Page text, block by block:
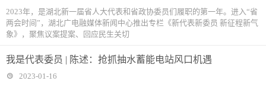
2023年，是湖北新一届省人大代表和省政协委员们履职的第一年。进入“省
两会时间”，湖北广电融媒体新闻中心推出专栏《新代表新委员 新征程新气
象》，聚焦议案提案、回应民生关切
我是代表委员 | 陈述：抢抓抽水蓄能电站风口机遇
2023-01-16